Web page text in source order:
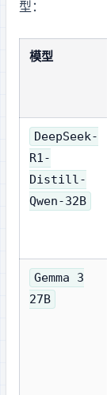
型：
模型
DeepSeek-
R1-
Distill-
Qwen-32B
Gemma 3
27B